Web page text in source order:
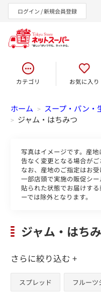
ログイン / 新規会員登録
東急
カテゴリ お気に入り
ホーム > スープ・パン・
> ジャム・はちみつ
写真はイメージです。産
告なく変更となる場合がご
なお、産地のご指定はお受
一部店頭で実施の販促シ
貼られた状態でお届けす
ーでは除外となります。
ジャム・はち
さらに絞り込む +
スプレッド フルーツ